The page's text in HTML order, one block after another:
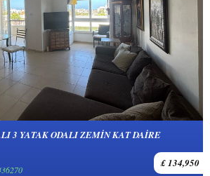
3 YATAK ODALI ZEMIN KAT DAIRE
£ 134,950